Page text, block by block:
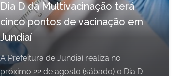
Dia D da Multivacinação terá
cinco pontos de vacinação em
Jundiaí
A Prefeitura de Jundiaí realiza no
próximo 22 de agosto (sábado) o Dia D